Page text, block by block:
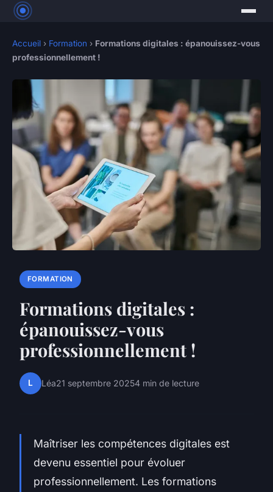
Accueil › Formation › Formations digitales : épanouissez-vous
professionnellement !
FORMATION
Formations digitales :
épanouissez-vous
professionnellement !
L Léa21 septembre 20254 min de lecture
Maîtriser les compétences digitales est
devenu essentiel pour évoluer
professionnellement. Les formations